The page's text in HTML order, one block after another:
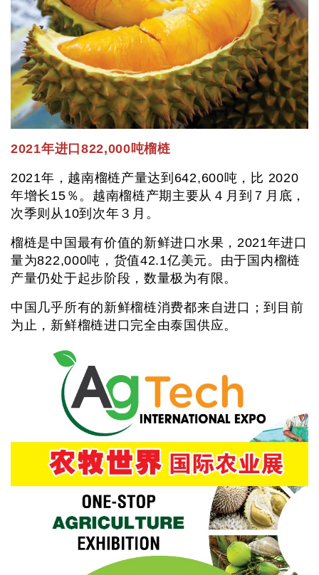
2021年进口822,000吨榴梿
2021年，越南榴梿产量达到642,600吨，比 2020
年增长15％。越南榴梿产期主要从４月到７月底，
次季则从10到次年３月。
榴梿是中国最有价值的新鲜进口水果，2021年进口
量为822,000吨，货值42.1亿美元。由于国内榴梿
产量仍处于起步阶段，数量极为有限。
中国几乎所有的新鲜榴梿消费都来自进口；到目前
为止，新鲜榴梿进口完全由泰国供应。